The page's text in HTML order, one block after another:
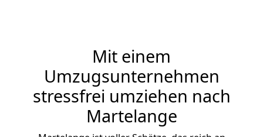
Mit einem
Umzugsunternehmen
stressfrei umziehen nach
Martelange